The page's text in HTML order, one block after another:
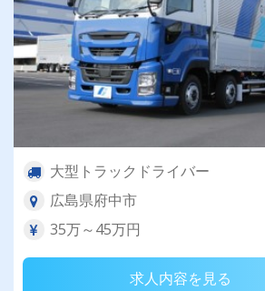
大型トラックドライバー
広島県府中市
35万～45万円
求人内容を見る